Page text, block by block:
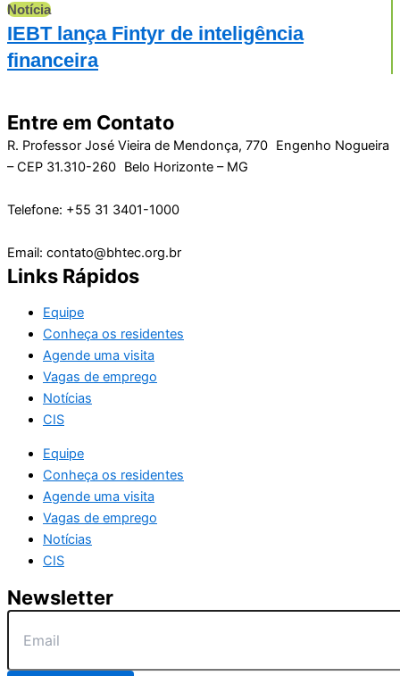
Notícia
IEBT lança Fintyr de inteligência
financeira
Entre em Contato
R. Professor José Vieira de Mendonça, 770 Engenho Nogueira
– CEP 31.310-260 Belo Horizonte – MG
Telefone: +55 31 3401-1000
Email: contato@bhtec.org.br
Links Rápidos
Equipe
Conheça os residentes
Agende uma visita
Vagas de emprego
Notícias
CIS
Equipe
Conheça os residentes
Agende uma visita
Vagas de emprego
Notícias
CIS
Newsletter